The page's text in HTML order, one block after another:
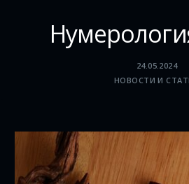
24.05.2024
НОВОСТИ И